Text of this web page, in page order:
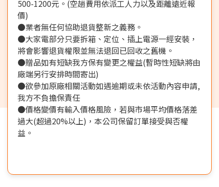
500-1200元。(空趟費用依派工人力以及距離遠近報
價)
●業者無任何協助退貨整新之義務。
●大家電部分只要拆箱、定位、插上電源一經安裝，
將會影響退貨權限並無法退回已回收之舊機。
●贈品如有短缺我方保有變更之權益(暫時性短缺將由
廠端另行安排時間寄出)
●欲參加原廠相關活動如遇逾期或未依活動內容申請,
我方不負擔保責任
●價格變價有輸入價格風險，若與市場平均價格落差
過大(超過20%以上)，本公司保留訂單接受與否權
益。